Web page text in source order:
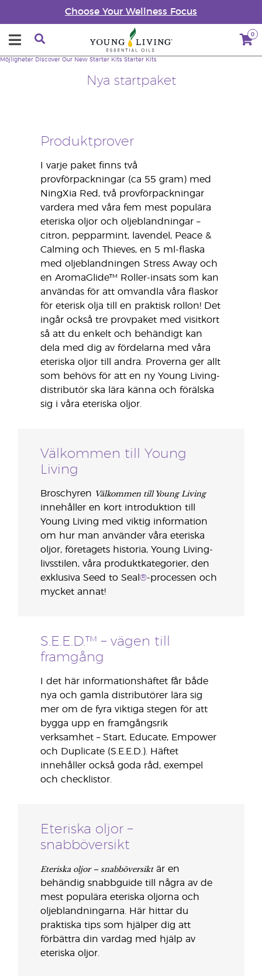
Choose Your Wellness Focus
0
Nya startpaket
Möjligheter Discover Our New Starter Kits Starter Kits
Produktprover
I varje paket finns två
provförpackningar (ca 55 gram) med
NingXia Red, två provförpackningar
vardera med våra fem mest populära
eteriska oljor och oljeblandningar –
citron, pepparmint, lavendel, Peace &
Calming och Thieves, en 5 ml-flaska
med oljeblandningen Stress Away och
en AromaGlide™ Roller-insats som kan
användas för att omvandla våra flaskor
för eterisk olja till en praktisk rollon! Det
ingår också tre provpaket med visitkort
så att du enkelt och behändigt kan
dela med dig av fördelarna med våra
eteriska oljor till andra. Proverna ger allt
som behövs för att en ny Young Living-
distributör ska lära känna och förälska
sig i våra eteriska oljor.
Välkommen till Young
Living
Broschyren Välkommen till Young Living
innehåller en kort introduktion till
Young Living med viktig information
om hur man använder våra eteriska
oljor, företagets historia, Young Living-
livsstilen, våra produktkategorier, den
exklusiva Seed to Seal ®-processen och
mycket annat!
S.E.E.D.™ – vägen till
framgång
I det här informationshäftet får både
nya och gamla distributörer lära sig
mer om de fyra viktiga stegen för att
bygga upp en framgångsrik
verksamhet – Start, Educate, Empower
och Duplicate (S.E.E.D.). Häftet
innehåller också goda råd, exempel
och checklistor.
Eteriska oljor –
snabböversikt
Eteriska oljor – snabböversiktär en
behändig snabbguide till några av de
mest populära eteriska oljorna och
oljeblandningarna. Här hittar du
praktiska tips som hjälper dig att
förbättra din vardag med hjälp av
eteriska oljor.